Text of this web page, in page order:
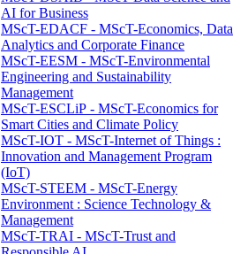
AI for Business
MScT-EDACF - MScT-Economics, Data
Analytics and Corporate Finance
MScT-EESM - MScT-Environmental
Engineering and Sustainability
Management
MScT-ESCLiP - MScT-Economics for
Smart Cities and Climate Policy
MScT-IOT - MScT-Internet of Things :
Innovation and Management Program
(IoT)
MScT-STEEM - MScT-Energy
Environment : Science Technology &
Management
MScT-TRAI - MScT-Trust and